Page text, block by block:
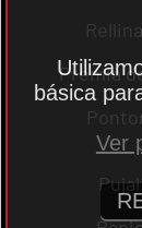
Premià
básica
Ver